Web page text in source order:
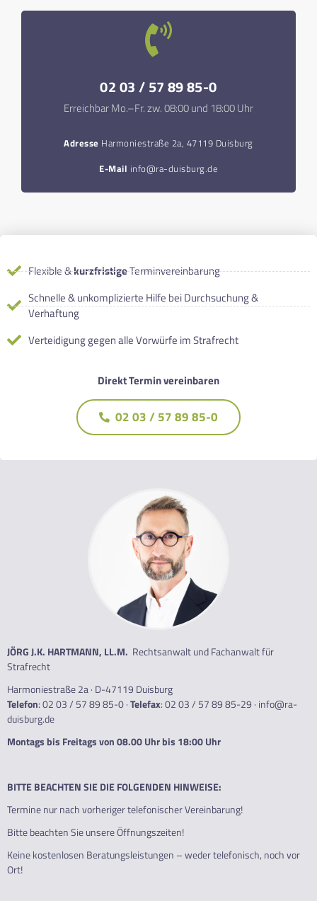
02 03 / 57 89 85-0
Erreichbar Mo.–Fr. zw. 08:00 und 18:00 Uhr
Adresse Harmoniestraße 2a, 47119 Duisburg
E-Mail info@ra-duisburg.de
Flexible &kurzfristigeTerminvereinbarung
Schnelle & unkomplizierte Hilfe bei Durchsuchung &
Verhaftung
Verteidigung gegen alle Vorwürfe im Strafrecht
Direkt Termin vereinbaren
02 03 / 57 89 85-0
JÖRG J.K. HARTMANN, LL.M. Rechtsanwalt und Fachanwalt für
Strafrecht
Harmoniestraße 2a · D-47119 Duisburg
Telefon:02 03 / 57 89 85-0·Telefax: 02 03 / 57 89 85-29 · info@ra-
duisburg.de
Montags bis Freitags von 08.00 Uhr bis 18:00 Uhr
BITTE BEACHTEN SIE DIE FOLGENDEN HINWEISE:
Termine nur nach vorheriger telefonischer Vereinbarung!
Bitte beachten Sie unsere Öffnungszeiten!
Keine kostenlosen Beratungsleistungen – weder telefonisch, noch vor
Ort!